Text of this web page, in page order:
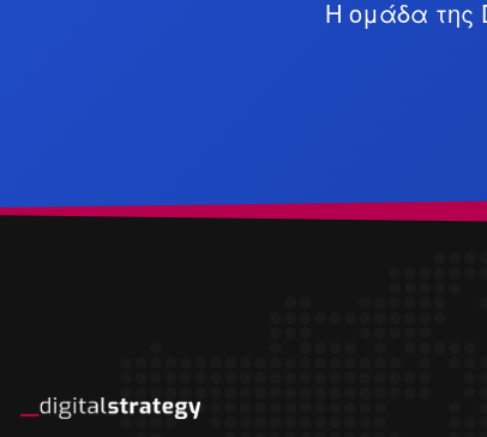
Η ομάδα της